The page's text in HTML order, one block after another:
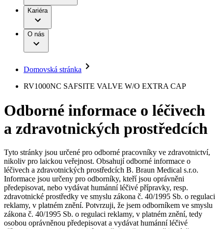
Léčba bolesti
Mimotělní očišťování krve
Neurochirurgie
Onkologie
Ortopedie
Páteřní chirurgie
Péče o rány
Prevence a kontrola infekcí
Uzavírání ran
Řešení
Terapie
Onemocnění
B. Braun Avitum
Práce a kariéra
Naše kultura
Vaše příležitost​
Nabídky pracovních míst
Objevte své kariérní příležitosti ​v B. Braun. Vyhledejte náš trh
práce​ pro zajímavé pozice.​
Odpovědnost
Média
Tiskové zprávy
Kontakt
Kontaktní formulář
Registrace k odběru newsletteru
Odpovědnost
Média
Kontakt
Kariéra
O nás
Domovská stránka
RV1000NC SAFSITE VALVE W/O EXTRA CAP
Odborné informace o léčivech
a zdravotnických prostředcích
Tyto stránky jsou určené pro odborné pracovníky ve zdravotnictví,
nikoliv pro laickou veřejnost. Obsahují odborné informace o
léčivech a zdravotnických prostředcích B. Braun Medical s.r.o.
Informace jsou určeny pro odborníky, kteří jsou oprávněni
předepisovat, nebo vydávat humánní léčivé přípravky, resp.
zdravotnické prostředky ve smyslu zákona č. 40/1995 Sb. o regulaci
reklamy, v platném znění. Potvrzuji, že jsem odborníkem ve smyslu
zákona č. 40/1995 Sb. o regulaci reklamy, v platném znění, tedy
osobou oprávněnou předepisovat a vydávat humánní léčivé